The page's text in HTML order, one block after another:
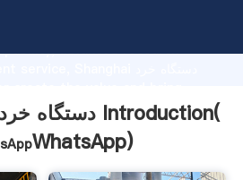
advanced research
دستگاه خرد کن سنگ آلاسکا Introduction(
WhatsApp)